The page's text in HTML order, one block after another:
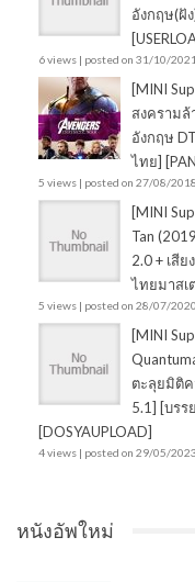
อังกฤษ(ฝั
6 views | posted on 31/10/2021
[MINI
สงครามล้
อังกฤษ
ไทย]
5 views | posted on 27/08/2018
[MINI
Tan
2.0 + เสี
ไทยมาสเ
5 views | posted on 28/07/2020
[MINI
ตะลุยมิติ
5.1] [บรร
[DOSYAUPLOAD]
4 views | posted on 29/05/2023
หนังอัพใหม่